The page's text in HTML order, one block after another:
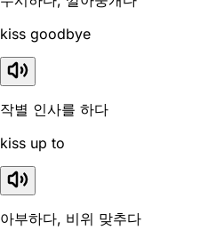
kiss goodbye
작별 인사를 하다
kiss up to
아부하다, 비위 맞추다